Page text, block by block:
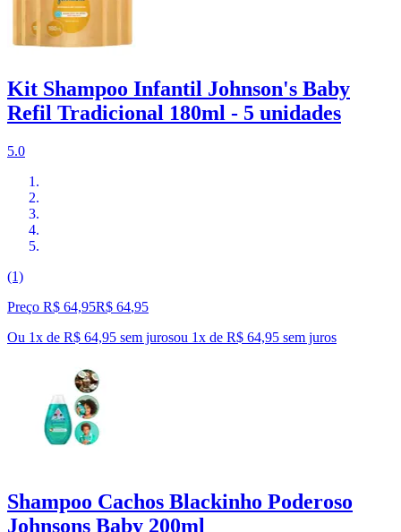
Kit Shampoo Infantil Johnson's Baby
Refil Tradicional 180ml - 5 unidades
5.0
(1)
Preço R$ 64,95R$ 64,95
Ou 1x de R$ 64,95 sem jurosou 1x de R$ 64,95 sem juros
Shampoo Cachos Blackinho Poderoso
Johnsons Baby 200ml